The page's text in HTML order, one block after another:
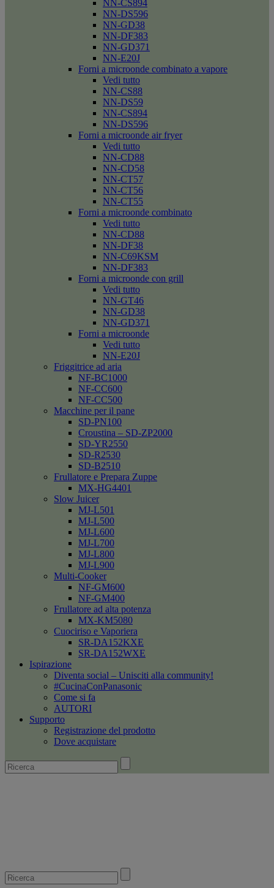
NN-CS894
NN-DS596
NN-GD38
NN-DF383
NN-GD371
NN-E20J
Forni a microonde combinato a vapore
Vedi tutto
NN-CS88
NN-DS59
NN-CS894
NN-DS596
Forni a microonde air fryer
Vedi tutto
NN-CD88
NN-CD58
NN-CT57
NN-CT56
NN-CT55
Forni a microonde combinato
Vedi tutto
NN-CD88
NN-DF38
NN-C69KSM
NN-DF383
Forni a microonde con grill
Vedi tutto
NN-GT46
NN-GD38
NN-GD371
Forni a microonde
Vedi tutto
NN-E20J
Friggitrice ad aria
NF-BC1000
NF-CC600
NF-CC500
Macchine per il pane
SD-PN100
Croustina – SD-ZP2000
SD-YR2550
SD-R2530
SD-B2510
Frullatore e Prepara Zuppe
MX-HG4401
Slow Juicer
MJ-L501
MJ-L500
MJ-L600
MJ-L700
MJ-L800
MJ-L900
Multi-Cooker
NF-GM600
NF-GM400
Frullatore ad alta potenza
MX-KM5080
Cuociriso e Vaporiera
SR-DA152KXE
SR-DA152WXE
Ispirazione
Diventa social – Unisciti alla community!
#CucinaConPanasonic
Come si fa
AUTORI
Supporto
Registrazione del prodotto
Dove acquistare